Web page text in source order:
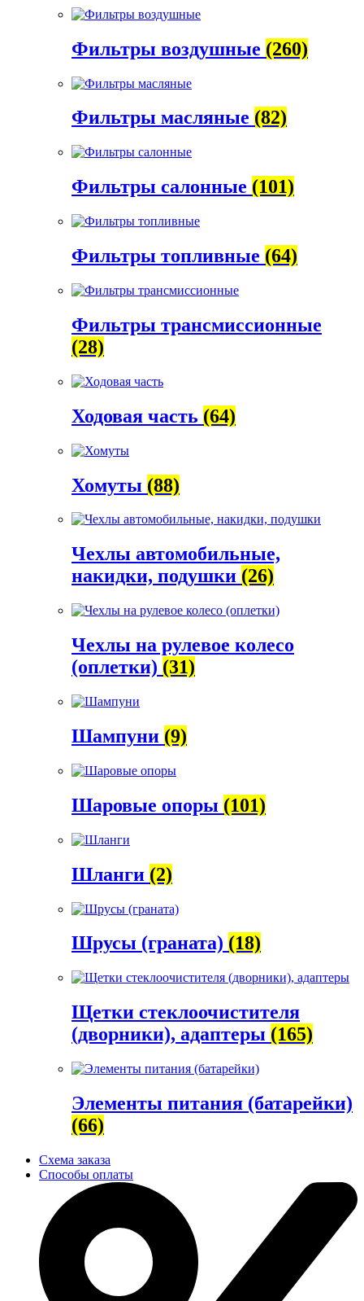
Фильтры воздушные (260)
Фильтры масляные (82)
Фильтры салонные (101)
Фильтры топливные (64)
Фильтры трансмиссионные
(28)
Ходовая часть (64)
Хомуты (88)
Чехлы автомобильные,
накидки, подушки (26)
Чехлы на рулевое колесо
(оплетки) (31)
Шампуни (9)
Шаровые опоры (101)
Шланги (2)
Шрусы (граната) (18)
Щетки стеклоочистителя
(дворники), адаптеры (165)
Элементы питания (батарейки)
(66)
Схема заказа
Способы оплаты